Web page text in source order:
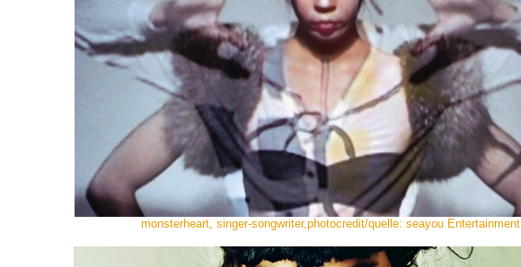
monsterheart, singer-songwriter,photocredit/quelle: seayou Entertainment